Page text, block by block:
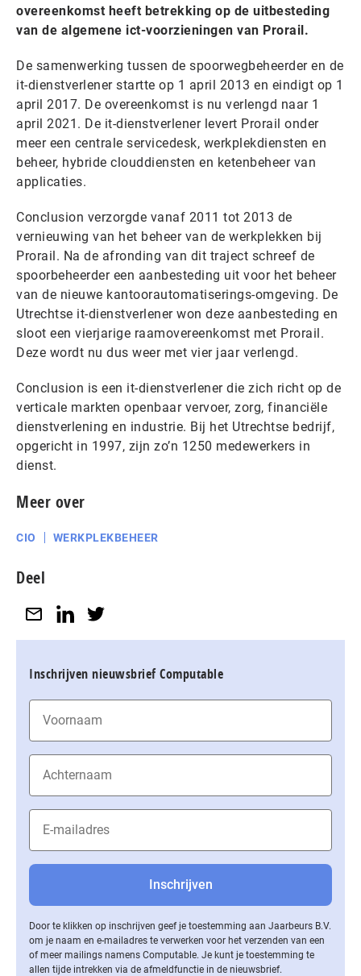
overeenkomst heeft betrekking op de uitbesteding
van de algemene ict-voorzieningen van Prorail.
De samenwerking tussen de spoorwegbeheerder en de
it-dienstverlener startte op 1 april 2013 en eindigt op 1
april 2017. De overeenkomst is nu verlengd naar 1
april 2021. De it-dienstverlener levert Prorail onder
meer een centrale servicedesk, werkplekdiensten en
beheer, hybride clouddiensten en ketenbeheer van
applicaties.
Conclusion verzorgde vanaf 2011 tot 2013 de
vernieuwing van het beheer van de werkplekken bij
Prorail. Na de afronding van dit traject schreef de
spoorbeheerder een aanbesteding uit voor het beheer
van de nieuwe kantoorautomatiserings-omgeving. De
Utrechtse it-dienstverlener won deze aanbesteding en
sloot een vierjarige raamovereenkomst met Prorail.
Deze wordt nu dus weer met vier jaar verlengd.
Conclusion is een it-dienstverlener die zich richt op de
verticale markten openbaar vervoer, zorg, financiële
dienstverlening en industrie. Bij het Utrechtse bedrijf,
opgericht in 1997, zijn zo’n 1250 medewerkers in
dienst.
Meer over
CIO WERKPLEKBEHEER
Deel
Inschrijven nieuwsbrief Computable
Door te klikken op inschrijven geef je toestemming aan Jaarbeurs B.V.
om je naam en e-mailadres te verwerken voor het verzenden van een
of meer mailings namens Computable. Je kunt je toestemming te
allen tijde intrekken via de af­meld­func­tie in de nieuwsbrief.